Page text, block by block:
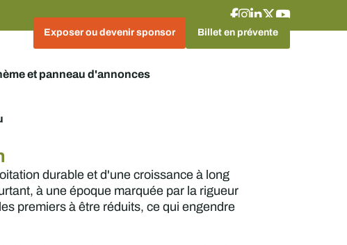
Exposer ou devenir sponsor Billet en prévente
et panneau d'annonces
durable et d'une croissance à long
à une époque marquée par la rigueur
premiers à être réduits, ce qui engendre